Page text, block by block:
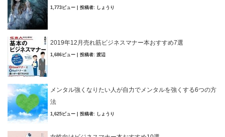
1,773ビュー 投稿者: しょうり
2019年12月売れ筋ビジネスマナー本おすすめ7選
1,686ビュー 投稿者: 渡辺
メンタル強くなりたい人が自力でメンタルを強くする6つの方
法
1,625ビュー 投稿者: しょうり